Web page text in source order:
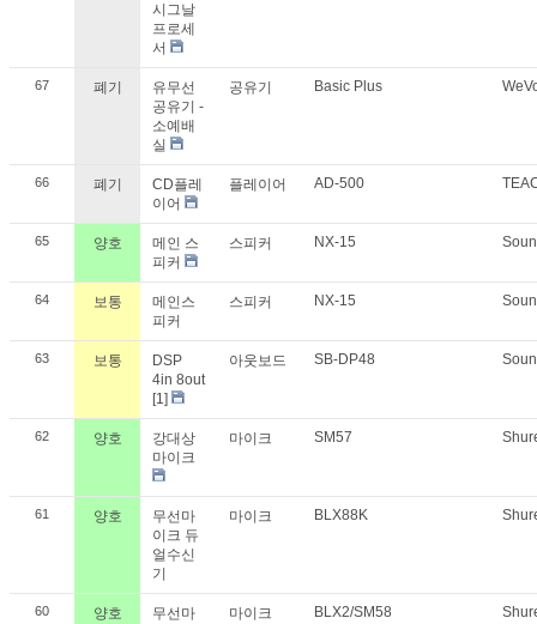
시그날
프로세
서
67 폐기
유무선
공유기 -
소예배
실
공유기 Basic Plus
66 폐기
CD플레
이어
플레이어 AD-500
65 양호
메인 스
피커
스피커 NX-15
64 보통
메인스
피커
스피커 NX-15
63 보통
DSP
4in 8out
[1]
아웃보드 SB-DP48
62 양호
강대상
마이크
마이크 SM57
61 양호
무선마
이크 듀
얼수신
기
마이크 BLX88K
60 양호 무선마 마이크 BLX2/SM58